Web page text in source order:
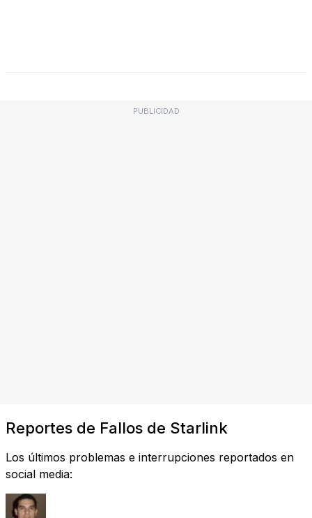
PUBLICIDAD
Reportes de Fallos de Starlink
Los últimos problemas e interrupciones reportados en
social media: